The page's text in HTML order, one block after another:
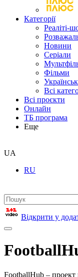
Категорії
Реаліті-
Новини
Серіали
Фільми
Всі
Всі проєкти
Онлайн
ТБ програма
Еще
UA
RU
Відкрити у
FootballHub – проект